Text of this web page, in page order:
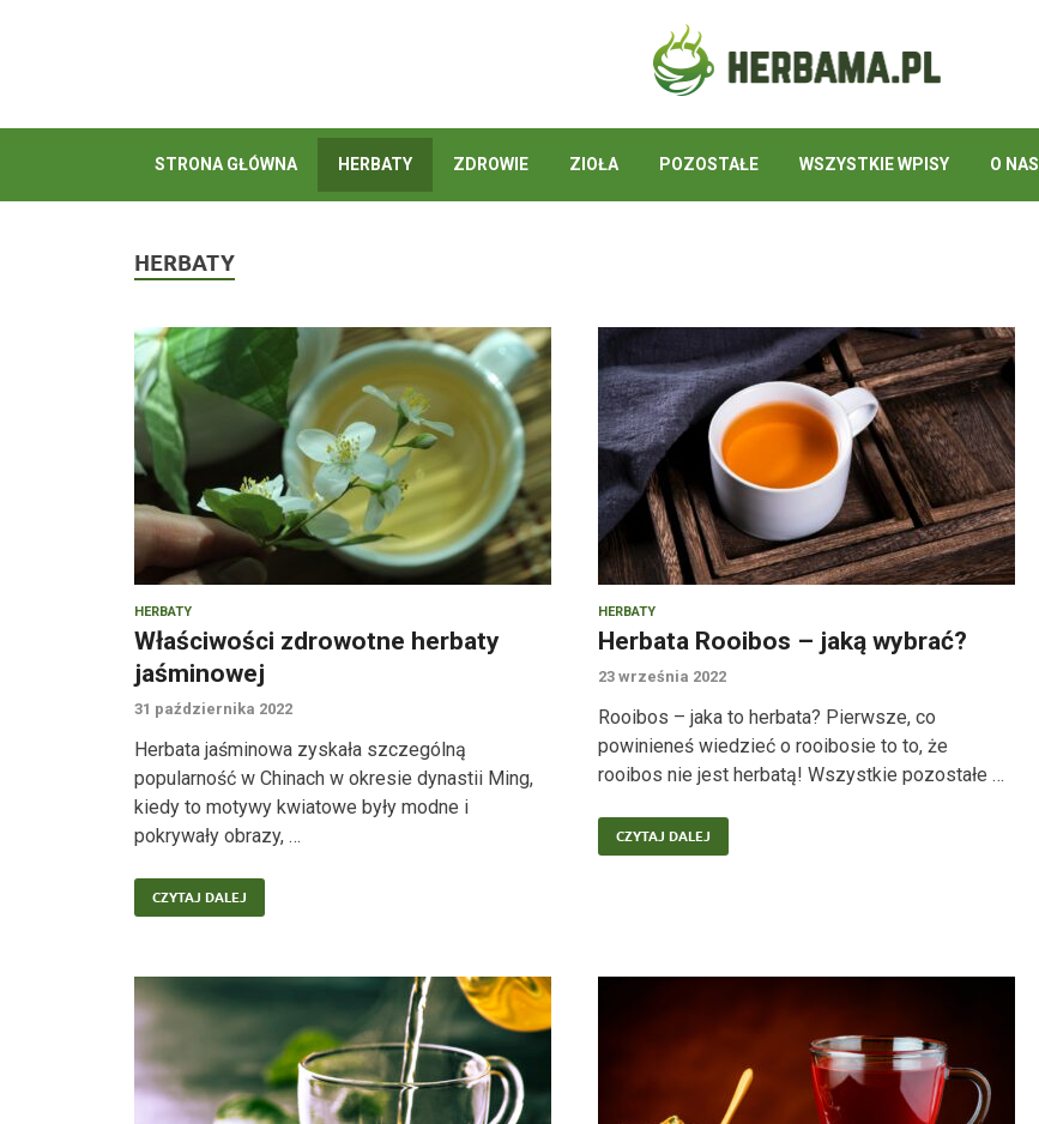
STRONA GŁÓWNA HERBATY ZDROWIE ZIOŁA POZOSTAŁE WSZYSTKIE WPISY O NAS
HERBATY
HERBATY
Właściwości zdrowotne herbaty
jaśminowej
31 października 2022
Herbata jaśminowa zyskała szczególną
popularność w Chinach w okresie dynastii Ming,
kiedy to motywy kwiatowe były modne i
pokrywały obrazy, …
CZYTAJ DALEJ
HERBATY
Herbata Rooibos – jaką wybrać?
23 września 2022
Rooibos – jaka to herbata? Pierwsze, co
powinieneś wiedzieć o rooibosie to to, że
rooibos nie jest herbatą! Wszystkie pozostałe …
CZYTAJ DALEJ